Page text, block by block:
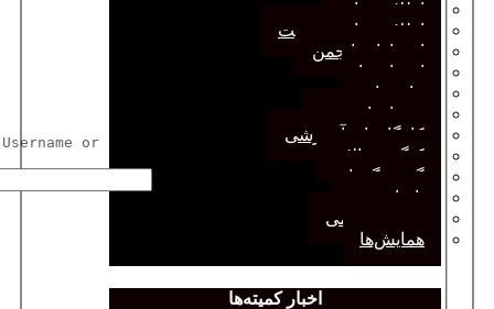
اطلاعیه‌ها
اطلاعیه‌های عضویت
افتخارات انجمن
انتصاب‌ها
بیانیه‌ها
رویدادهای مهم
کارگاه‌های آموزشی
کنگره سالانه
گفت‌وگوها
یادداشت
مجمع عمومی
همایش‌ها
اخبار کمیته‌ها
Username or Email